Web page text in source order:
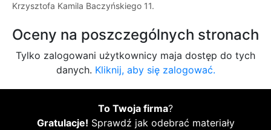
Krzysztofa Kamila Baczyńskiego 11.
Oceny na poszczególnych stronach
Tylko zalogowani użytkownicy maja dostęp do tych
danych. Kliknij, aby się zalogować.
To Twoja firma?
Gratulacje! Sprawdź jak odebrać materiały